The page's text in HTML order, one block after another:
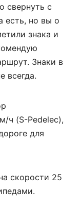
свернуть с
есть, но вы о
знака и
Знаки в
всегда.
ч (S-Pedelec),
для
скорости 25